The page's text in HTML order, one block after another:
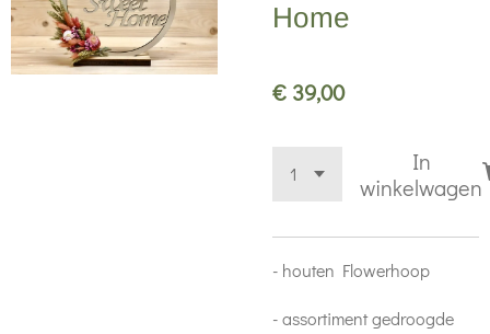
Home
€ 39,00
In
winkelwagen
- houten Flowerhoop
- assortiment gedroogde